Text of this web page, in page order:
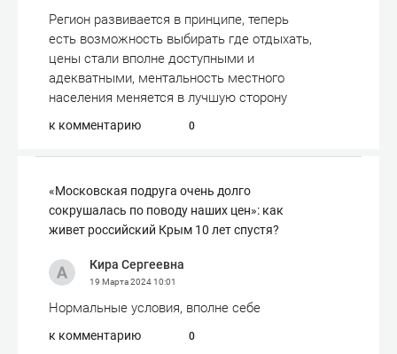
Регион развивается в принципе, теперь
есть возможность выбирать где отдыхать,
цены стали вполне доступными и
адекватными, ментальность местного
населения меняется в лучшую сторону
к комментарию 0
«Московская подруга очень долго
сокрушалась по поводу наших цен»: как
живет российский Крым 10 лет спустя?
Кира Сергеевна
19 Марта 202410:01
Нормальные условия, вполне себе
к комментарию 0